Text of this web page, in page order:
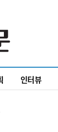
인터뷰